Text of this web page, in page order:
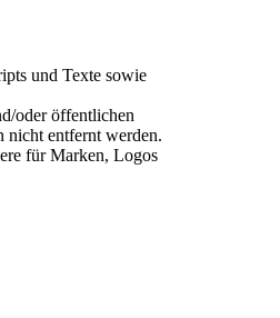
und Texte sowie
oder öffentlichen
nicht entfernt werden.
für Marken, Logos